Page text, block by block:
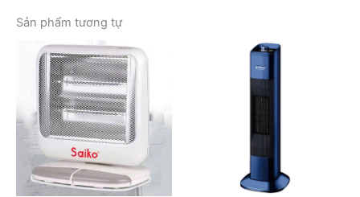
Sản phẩm tương tự